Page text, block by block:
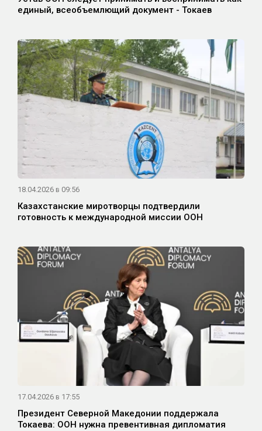
единый, всеобъемлющий документ - Токаев
18.04.2026 в 09:56
Казахстанские миротворцы подтвердили
готовность к международной миссии ООН
17.04.2026 в 17:55
Президент Северной Македонии поддержала
Токаева: ООН нужна превентивная дипломатия